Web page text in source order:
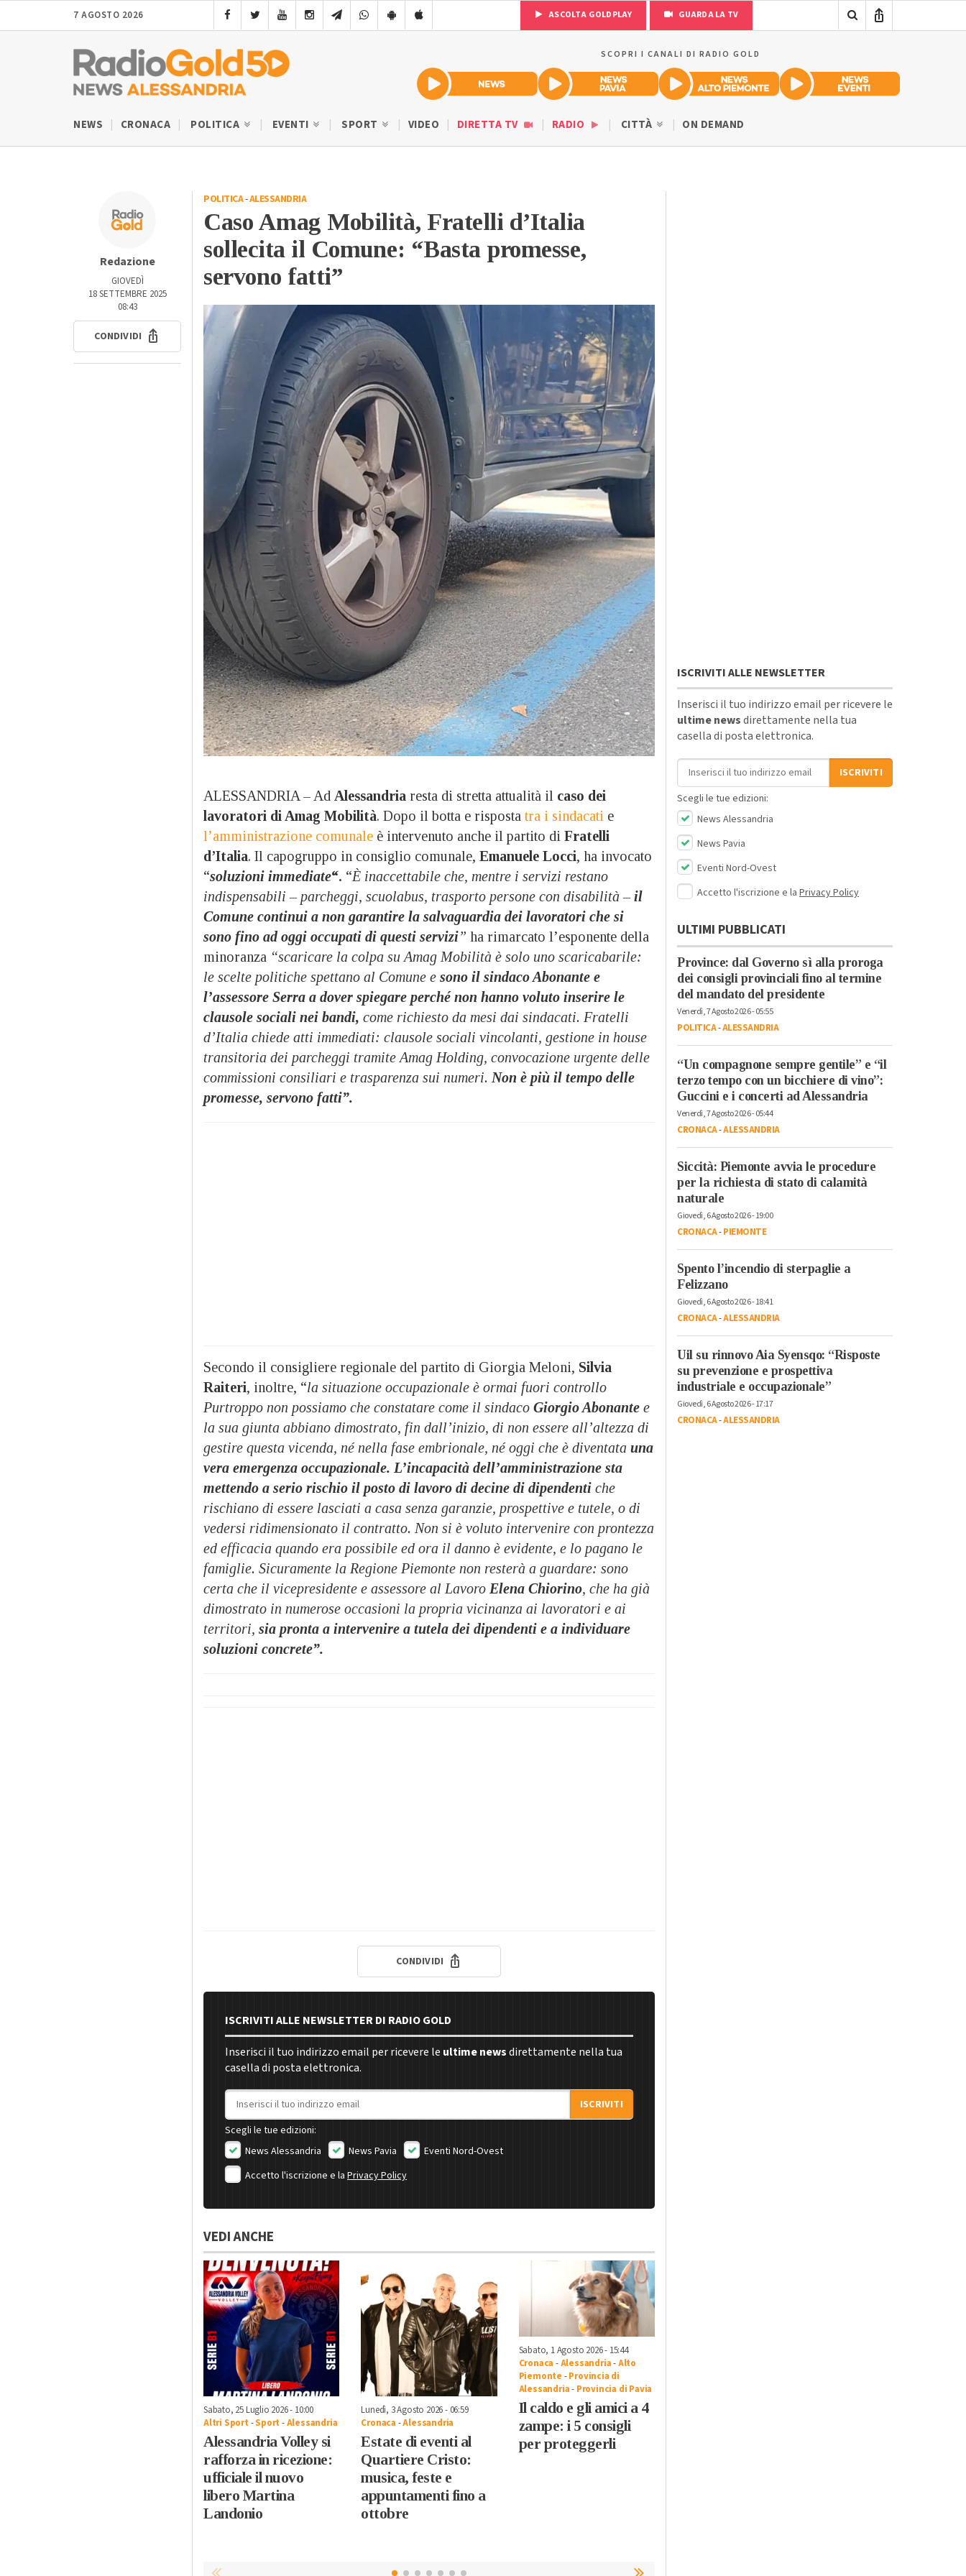
7 AGOSTO 2026 ASCOLTA GOLDPLAY GUARDA LA TV
SCOPRI I CANALI DI RADIO GOLD
NEWS CRONACA POLITICA EVENTI SPORT VIDEO DIRETTA TV RADIO CITTÀ ON DEMAND
Redazione
GIOVEDÌ
18 SETTEMBRE 2025
08:43
CONDIVIDI
POLITICA-ALESSANDRIA
Caso Amag Mobilità, Fratelli d’Italia
sollecita il Comune: “Basta promesse,
servono fatti”
ALESSANDRIA – Ad Alessandria resta di stretta attualità il caso dei
lavoratori di Amag Mobilità. Dopo il botta e risposta tra i sindacati e
l’amministrazione comunale è intervenuto anche il partito di Fratelli
d’Italia. Il capogruppo in consiglio comunale, Emanuele Locci, ha invocato
“soluzioni immediate“. “È inaccettabile che, mentre i servizi restano
indispensabili – parcheggi, scuolabus, trasporto persone con disabilità – il
Comune continui a non garantire la salvaguardia dei lavoratori che si
sono fino ad oggi occupati di questi servizi” ha rimarcato l’esponente della
minoranza “scaricare la colpa su Amag Mobilità è solo uno scaricabarile:
le scelte politiche spettano al Comune e sono il sindaco Abonante e
l’assessore Serra a dover spiegare perché non hanno voluto inserire le
clausole sociali nei bandi, come richiesto da mesi dai sindacati. Fratelli
d’Italia chiede atti immediati: clausole sociali vincolanti, gestione in house
transitoria dei parcheggi tramite Amag Holding, convocazione urgente delle
commissioni consiliari e trasparenza sui numeri. Non è più il tempo delle
promesse, servono fatti”.
Secondo il consigliere regionale del partito di Giorgia Meloni, Silvia
Raiteri, inoltre, “la situazione occupazionale è ormai fuori controllo
Purtroppo non possiamo che constatare come il sindaco Giorgio Abonante e
la sua giunta abbiano dimostrato, fin dall’inizio, di non essere all’altezza di
gestire questa vicenda, né nella fase embrionale, né oggi che è diventata una
vera emergenza occupazionale. L’incapacità dell’amministrazione sta
mettendo a serio rischio il posto di lavoro di decine di dipendenti che
rischiano di essere lasciati a casa senza garanzie, prospettive e tutele, o di
vedersi ridimensionato il contratto. Non si è voluto intervenire con prontezza
ed efficacia quando era possibile ed ora il danno è evidente, e lo pagano le
famiglie. Sicuramente la Regione Piemonte non resterà a guardare: sono
certa che il vicepresidente e assessore al Lavoro Elena Chiorino, che ha già
dimostrato in numerose occasioni la propria vicinanza ai lavoratori e ai
territori, sia pronta a intervenire a tutela dei dipendenti e a individuare
soluzioni concrete”.
CONDIVIDI
ISCRIVITI ALLE NEWSLETTER DI RADIO GOLD
Inserisci il tuo indirizzo email per ricevere le ultime newsdirettamente nella tua
casella di posta elettronica.
Indirizzo email
ISCRIVITI
Scegli le tue edizioni:
News Alessandria
News Pavia
Eventi Nord-Ovest
Accetto l'iscrizione e la Privacy Policy
VEDI ANCHE
Sabato, 25 Luglio 2026 - 10:00
Altri Sport -Sport -Alessandria
Alessandria Volley si
rafforza in ricezione:
ufficiale il nuovo
libero Martina
Landonio
Lunedì, 3 Agosto 2026 - 06:59
Cronaca -Alessandria
Estate di eventi al
Quartiere Cristo:
musica, feste e
appuntamenti fino a
ottobre
Sabato, 1 Agosto 2026 - 15:44
Cronaca -Alessandria-Alto
Piemonte -Provincia di
Alessandria- Provincia di Pavia
Il caldo e gli amici a 4
zampe: i 5 consigli
per proteggerli
ISCRIVITI ALLE NEWSLETTER
Inserisci il tuo indirizzo email per ricevere le
ultime newsdirettamente nella tua
casella di posta elettronica.
Indirizzo email
ISCRIVITI
Scegli le tue edizioni:
News Alessandria
News Pavia
Eventi Nord-Ovest
Accetto l'iscrizione e la Privacy Policy
ULTIMI PUBBLICATI
Province: dal Governo sì alla proroga
dei consigli provinciali fino al termine
del mandato del presidente
Venerdì, 7 Agosto 2026 - 05:55
POLITICA-ALESSANDRIA
“Un compagnone sempre gentile” e “il
terzo tempo con un bicchiere di vino”:
Guccini e i concerti ad Alessandria
Venerdì, 7 Agosto 2026 - 05:44
CRONACA-ALESSANDRIA
Siccità: Piemonte avvia le procedure
per la richiesta di stato di calamità
naturale
Giovedì, 6 Agosto 2026 - 19:00
CRONACA-PIEMONTE
Spento l’incendio di sterpaglie a
Felizzano
Giovedì, 6 Agosto 2026 - 18:41
CRONACA-ALESSANDRIA
Uil su rinnovo Aia Syensqo: “Risposte
su prevenzione e prospettiva
industriale e occupazionale”
Giovedì, 6 Agosto 2026 - 17:17
CRONACA-ALESSANDRIA